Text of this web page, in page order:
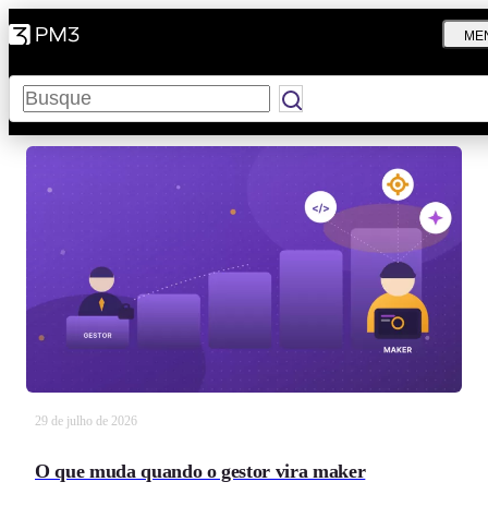
Pesquisar
29 de julho de 2026
O que muda quando o gestor vira maker